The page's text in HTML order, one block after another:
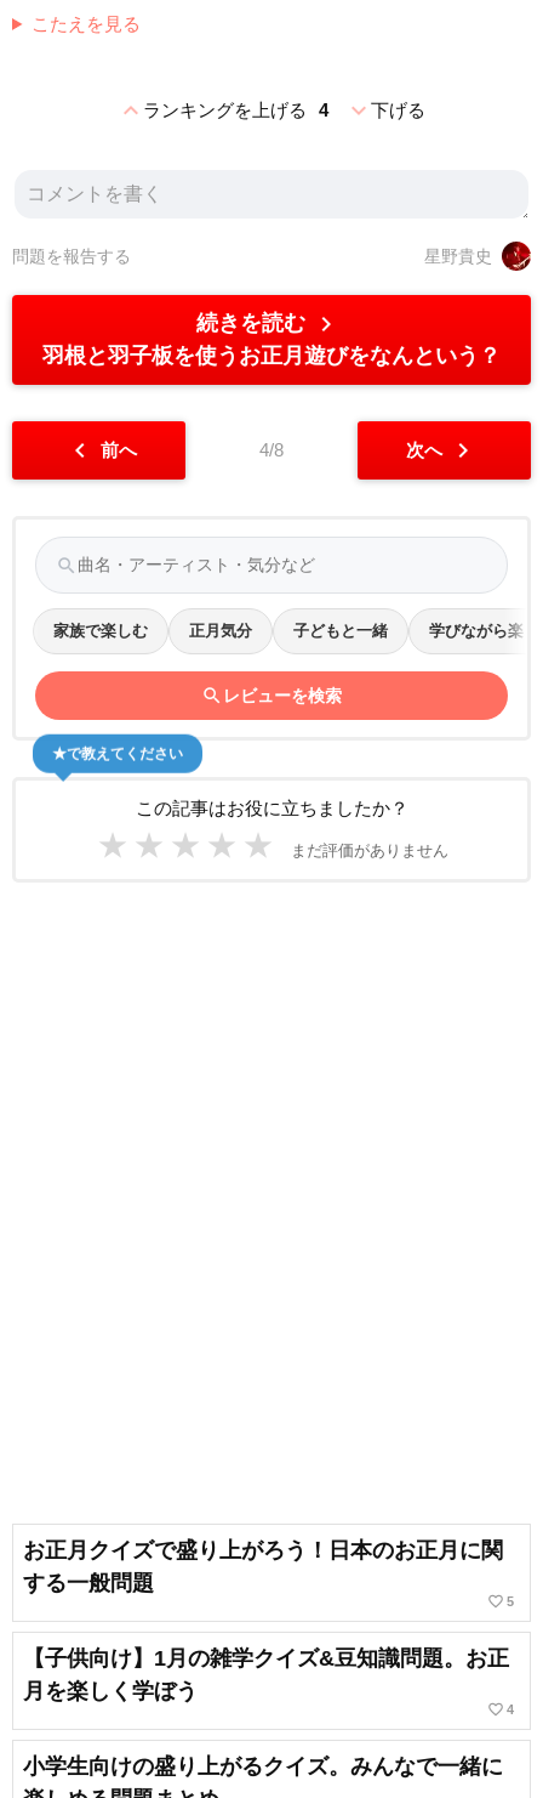
こたえを見る
expand_lessランキングを上げる 4 expand_more下げる
星野貴史
問題を報告する
続きを読む chevron_right
羽根と羽子板を使うお正月遊びをなんという？
chevron_left 前へ 4/8 次へ chevron_right
search
家族で楽しむ 正月気分 子どもと一緒 学びながら楽し
search レビューを検索
この記事はお役に立ちましたか？
★ ★ ★ ★ ★ まだ評価がありません
★で教えてください
お正月クイズで盛り上がろう！日本のお正月に関
する一般問題
favorite_border 5
【子供向け】1月の雑学クイズ&豆知識問題。お正
月を楽しく学ぼう
favorite_border 4
小学生向けの盛り上がるクイズ。みんなで一緒に